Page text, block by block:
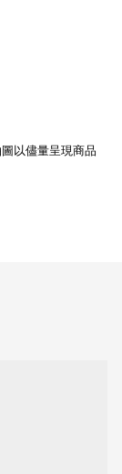
以儘量呈現商品